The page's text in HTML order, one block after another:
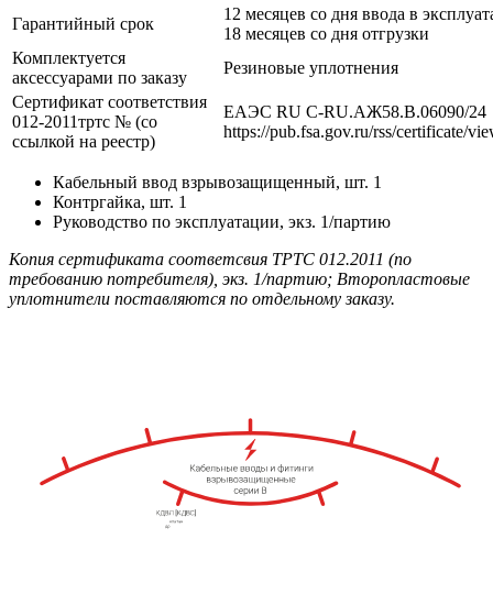
Гарантийный срок
12 месяцев со дня ввода в
18 месяцев со дня отгрузки
Комплектуется
аксессуарами по заказу
Резиновые уплотнения
Сертификат соответствия
012-2011тртс № (со
ссылкой на реестр)
ЕАЭС RU С-RU.АЖ58.В.06090/24
https://pub.fsa.gov.ru/rss/certificate/
Кабельный ввод взрывозащищенный, шт. 1
Контргайка, шт. 1
Руководство по эксплуатации, экз. 1/партию
Копия сертификата соответсвия ТРТС 012.2011 (по
требованию потребителя), экз. 1/партию; Второпластовые
уплотнители поставляются по отдельному заказу.